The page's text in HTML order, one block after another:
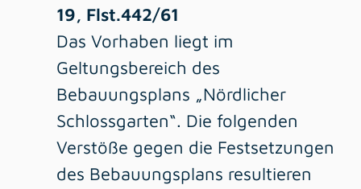
19, Flst.442/61
Das Vorhaben liegt im
Geltungsbereich des
Bebauungsplans „Nördlicher
Schlossgarten“. Die folgenden
Verstöße gegen die Festsetzungen
des Bebauungsplans resultieren